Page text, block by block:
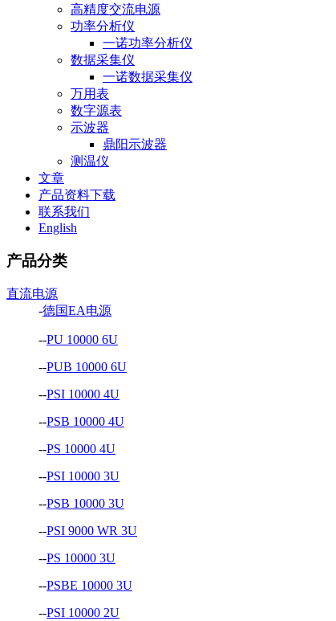
高精度交流电源
功率分析仪
一诺功率分析仪
数据采集仪
一诺数据采集仪
万用表
数字源表
示波器
鼎阳示波器
测温仪
文章
产品资料下载
联系我们
English
产品分类
直流电源
-德国EA电源
--PU 10000 6U
--PUB 10000 6U
--PSI 10000 4U
--PSB 10000 4U
--PS 10000 4U
--PSI 10000 3U
--PSB 10000 3U
--PSI 9000 WR 3U
--PS 10000 3U
--PSBE 10000 3U
--PSI 10000 2U